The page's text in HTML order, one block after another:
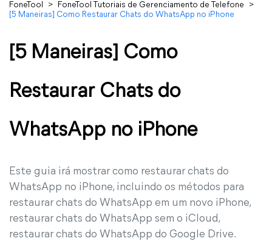
FoneTool > FoneTool Tutoriais de Gerenciamento de Telefone
>
[5 Maneiras] Como Restaurar Chats do WhatsApp no iPhone
[5 Maneiras] Como
Restaurar Chats do
WhatsApp no iPhone
Este guia irá mostrar como restaurar chats do
WhatsApp no iPhone, incluindo os métodos para
restaurar chats do WhatsApp em um novo iPhone,
restaurar chats do WhatsApp sem o iCloud,
restaurar chats do WhatsApp do Google Drive.